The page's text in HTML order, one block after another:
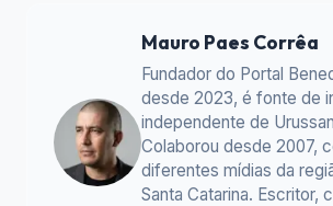
Mauro Paes Corrêa
Fundador do Portal
desde 2023, é fonte de
independente de
Colaborou desde 2007,
diferentes mídias da
Santa Catarina. Escritor,